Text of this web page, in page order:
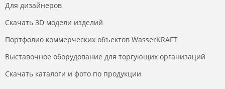
Для дизайнеров
Скачать 3D модели изделий
Портфолио коммерческих объектов WasserKRAFT
Выставочное оборудование для торгующих организаций
Скачать каталоги и фото по продукции